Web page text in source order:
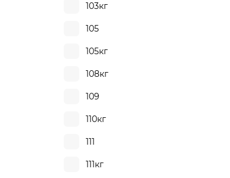
103кг
105
105кг
108кг
109
110кг
111
111кг